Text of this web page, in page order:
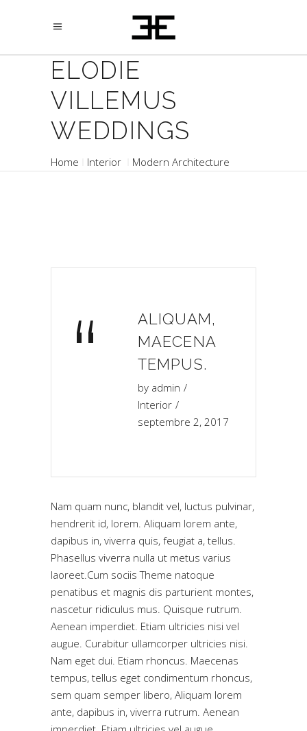
ELODIE
VILLEMUS
WEDDINGS
Home Interior Modern Architecture
“
ALIQUAM,
MAECENA
TEMPUS.
by admin
Interior
septembre 2, 2017
Nam quam nunc, blandit vel, luctus pulvinar,
hendrerit id, lorem. Aliquam lorem ante,
dapibus in, viverra quis, feugiat a, tellus.
Phasellus viverra nulla ut metus varius
laoreet.Cum sociis Theme natoque
penatibus et magnis dis parturient montes,
nascetur ridiculus mus. Quisque rutrum.
Aenean imperdiet. Etiam ultricies nisi vel
augue. Curabitur ullamcorper ultricies nisi.
Nam eget dui. Etiam rhoncus. Maecenas
tempus, tellus eget condimentum rhoncus,
sem quam semper libero, Aliquam lorem
ante, dapibus in, viverra rutrum. Aenean